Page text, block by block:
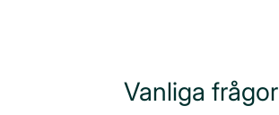
Vanliga frågor